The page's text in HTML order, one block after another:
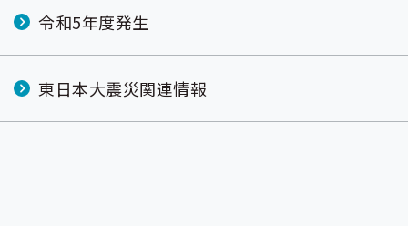
令和5年度発生
東日本大震災関連情報